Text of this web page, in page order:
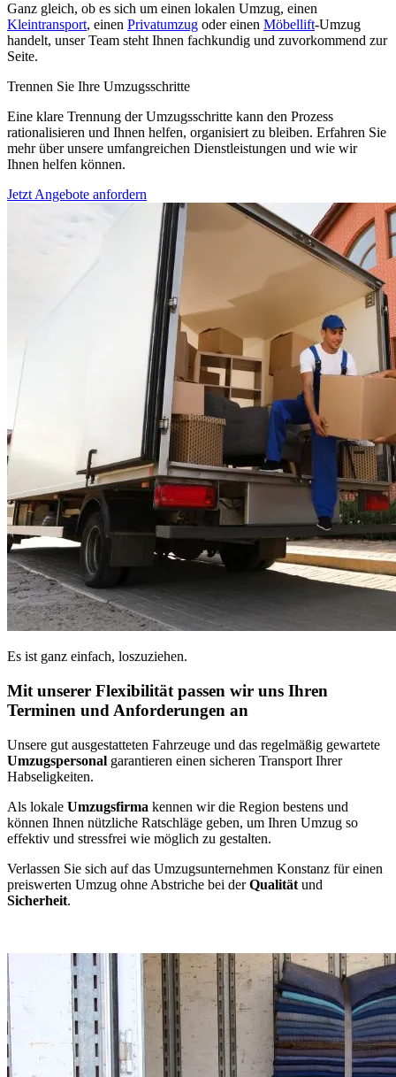
Ganz gleich, ob es sich um einen lokalen Umzug, einen
Kleintransport, einen Privatumzug oder einen Möbellift-Umzug
handelt, unser Team steht Ihnen fachkundig und zuvorkommend zur
Seite.
Trennen Sie Ihre Umzugsschritte
Eine klare Trennung der Umzugsschritte kann den Prozess
rationalisieren und Ihnen helfen, organisiert zu bleiben. Erfahren Sie
mehr über unsere umfangreichen Dienstleistungen und wie wir
Ihnen helfen können.
Jetzt Angebote anfordern
Es ist ganz einfach, loszuziehen.
Mit unserer Flexibilität passen wir uns Ihren
Terminen und Anforderungen an
Unsere gut ausgestatteten Fahrzeuge und das regelmäßig gewartete
Umzugspersonal garantieren einen sicheren Transport Ihrer
Habseligkeiten.
Als lokale Umzugsfirma kennen wir die Region bestens und
können Ihnen nützliche Ratschläge geben, um Ihren Umzug so
effektiv und stressfrei wie möglich zu gestalten.
Verlassen Sie sich auf das Umzugsunternehmen Konstanz für einen
preiswerten Umzug ohne Abstriche bei derQualität und
Sicherheit.